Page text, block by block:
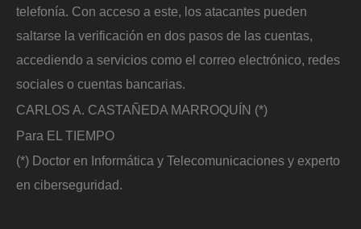
telefonía. Con acceso a este, los atacantes pueden
saltarse la verificación en dos pasos de las cuentas,
accediendo a servicios como el correo electrónico, redes
sociales o cuentas bancarias.
CARLOS A. CASTAÑEDA MARROQUÍN (*)
Para EL TIEMPO
(*) Doctor en Informática y Telecomunicaciones y experto
en ciberseguridad.